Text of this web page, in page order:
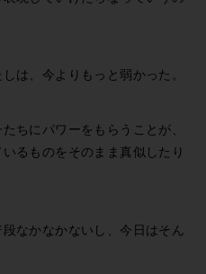
は、今よりもっと弱かった。
ちにパワーをもらうことが、
るものをそのまま真似したり
なかなかないし、今日はそん